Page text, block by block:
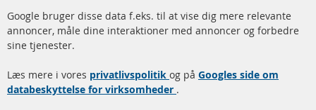
Hurtige links
Dieselpartikelfilter (DPF)
rengøring
Katalysator (KAT)
Kundeservice
Betalingsmetoder
Kontakt
Google bruger disse data f.eks. til at vise dig mere relevante
annoncer, måle dine interaktioner med annoncer og forbedre
sine tjenester.
Læs mere i vores privatlivspolitik og på Googles side om
databeskyttelse for virksomheder .